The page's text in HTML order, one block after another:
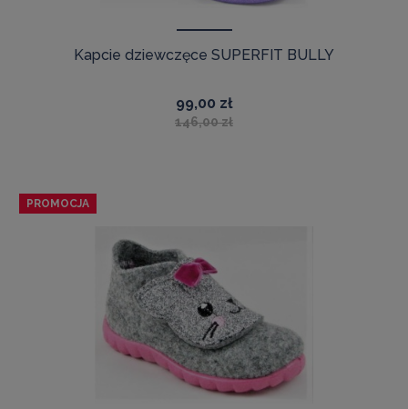
Kapcie dziewczęce SUPERFIT BULLY
99,00 zł
146,00 zł
PROMOCJA